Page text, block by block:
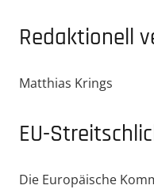
Redak­tionell
Matthias Krings
EU-
Die Europäische